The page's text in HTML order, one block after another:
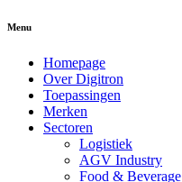
Menu
Homepage
Over Digitron
Toepassingen
Merken
Sectoren
Logistiek
AGV Industry
Food & Beverage